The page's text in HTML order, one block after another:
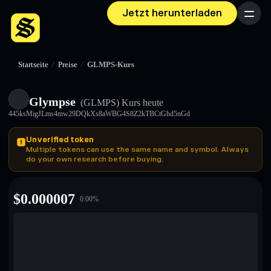
Jetzt herunterladen Menü
Startseite / Preise / GLMPS-Kurs
Glympse (GLMPS) Kurs heute
445ksMigJLms4mw29DQkXs8aWBG4S8Z2kTBCtGhd5nGd
Unverified token
Multiple tokens can use the same name and symbol. Always
do your own research before buying.
$0.000007 0.00%